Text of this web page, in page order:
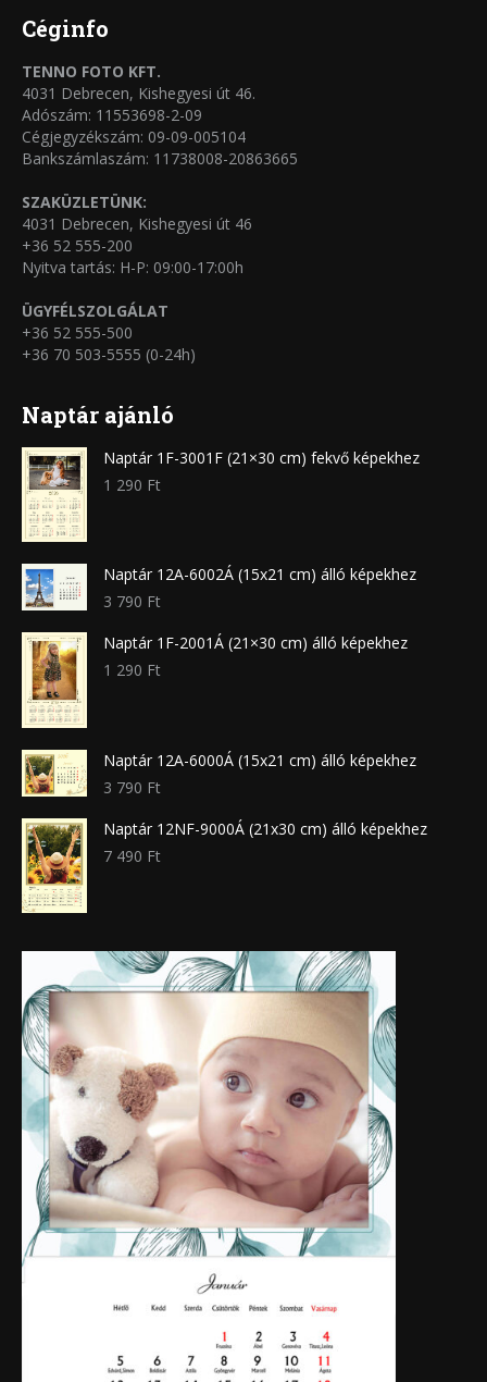
Céginfo
TENNO FOTO KFT.
4031 Debrecen, Kishegyesi út 46.
Adószám: 11553698-2-09
Cégjegyzékszám: 09-09-005104
Bankszámlaszám: 11738008-20863665
SZAKÜZLETÜNK:
4031 Debrecen, Kishegyesi út 46
+36 52 555-200
Nyitva tartás: H-P: 09:00-17:00h
ÜGYFÉLSZOLGÁLAT
+36 52 555-500
+36 70 503-5555 (0-24h)
Naptár ajánló
Naptár 1F-3001F (21×30 cm) fekvő képekhez
1 290 Ft
Naptár 12A-6002Á (15x21 cm) álló képekhez
3 790 Ft
Naptár 1F-2001Á (21×30 cm) álló képekhez
1 290 Ft
Naptár 12A-6000Á (15x21 cm) álló képekhez
3 790 Ft
Naptár 12NF-9000Á (21x30 cm) álló képekhez
7 490 Ft